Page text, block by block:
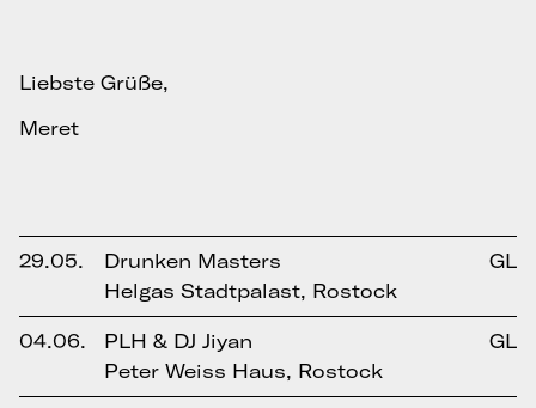
Liebste Grüße,
Meret
29.05.
Drunken Masters
Helgas Stadtpalast, Rostock
GL
04.06.
PLH & DJ Jiyan
Peter Weiss Haus, Rostock
GL